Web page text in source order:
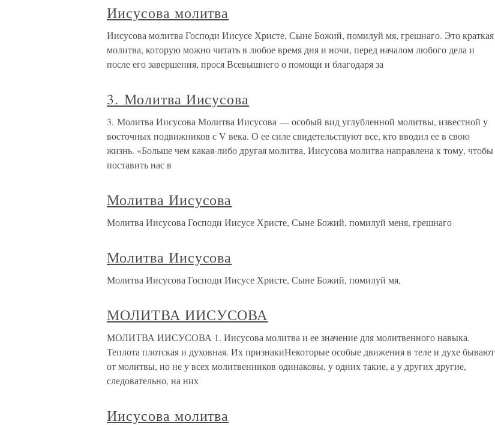
Иисусова молитва
Иисусова молитва Господи Иисусе Христе, Сыне Божий, помилуй мя, грешнаго. Это краткая
молитва, которую можно читать в любое время дня и ночи, перед началом любого дела и
после его завершения, прося Всевышнего о помощи и благодаря за
3. Молитва Иисусова
3. Молитва Иисусова Молитва Иисусова — особый вид углубленной молитвы, известной у
восточных подвижников с V века. О ее силе свидетельствуют все, кто вводил ее в свою
жизнь. «Больше чем какая-либо другая молитва, Иисусова молитва направлена к тому, чтобы
поставить нас в
Молитва Иисусова
Молитва Иисусова Господи Иисусе Христе, Сыне Божий, помилуй меня, грешнаго
Молитва Иисусова
Молитва Иисусова Господи Иисусе Христе, Сыне Божий, помилуй мя,
МОЛИТВА ИИСУСОВА
МОЛИТВА ИИСУСОВА 1. Иисусова молитва и ее значение для молитвенного навыка.
Теплота плотская и духовная. Их признакиНекоторые особые движения в теле и духе бывают
от молитвы, но не у всех молитвенников одинаковы, у одних такие, а у других другие,
следовательно, на них
Иисусова молитва